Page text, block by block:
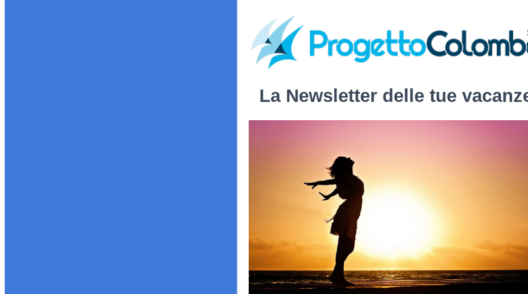
La Newsletter delle tue